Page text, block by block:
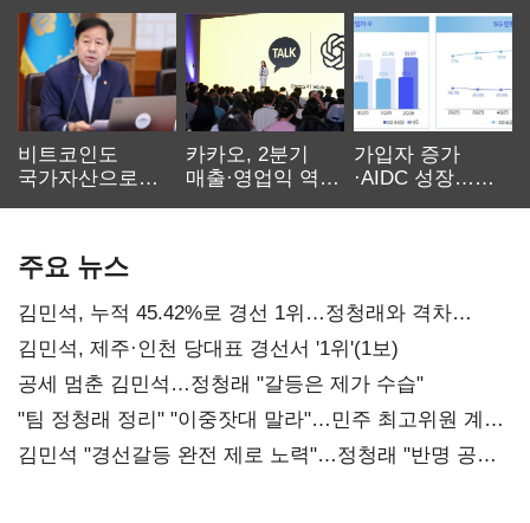
비트코인도
국가자산으로…'
카카오, 2분기
매출·영업익 역대
가입자 증가
·AIDC 성장…
주요 뉴스
김민석, 누적 45.42%로 경선 1위…정청래와 격차
0.86%p(2보)
김민석, 제주·인천 당대표 경선서 '1위'(1보)
공세 멈춘 김민석…정청래 "갈등은 제가 수습"
"팀 정청래 정리" "이중잣대 말라"…민주 최고위원 계파
다툼 격화
김민석 "경선갈등 완전 제로 노력"…정청래 "반명 공세